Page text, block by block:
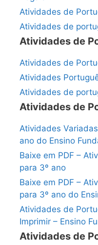
Atividades de
Atividades de
Atividades de
Atividades de
Atividades
Atividades de
Atividades de
Atividades
ano do Ensino
Baixe em PDF –
para 3º ano
Baixe em PDF –
para 3º ano do
Atividades de
Imprimir – Ensino
Atividades de